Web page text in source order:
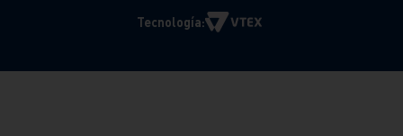
Tecnología: